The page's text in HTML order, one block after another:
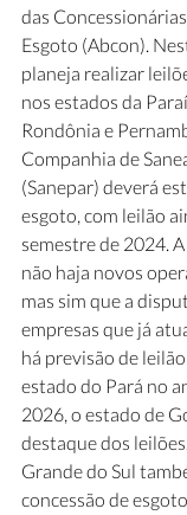
das
Esgoto (Abcon).
planeja realizar
nos estados da
Rondônia e
Companhia de
(Sanepar) deverá
esgoto, com leilão
semestre de 2024.
não haja novos
mas sim que a
empresas que já
há previsão de
estado do Pará no
2026, o estado de
destaque dos
Grande do Sul
concessão de